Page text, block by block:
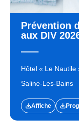
Prévention
aux DIV
Hôtel « Le Nautile
Saline-Les-Bains
Affiche